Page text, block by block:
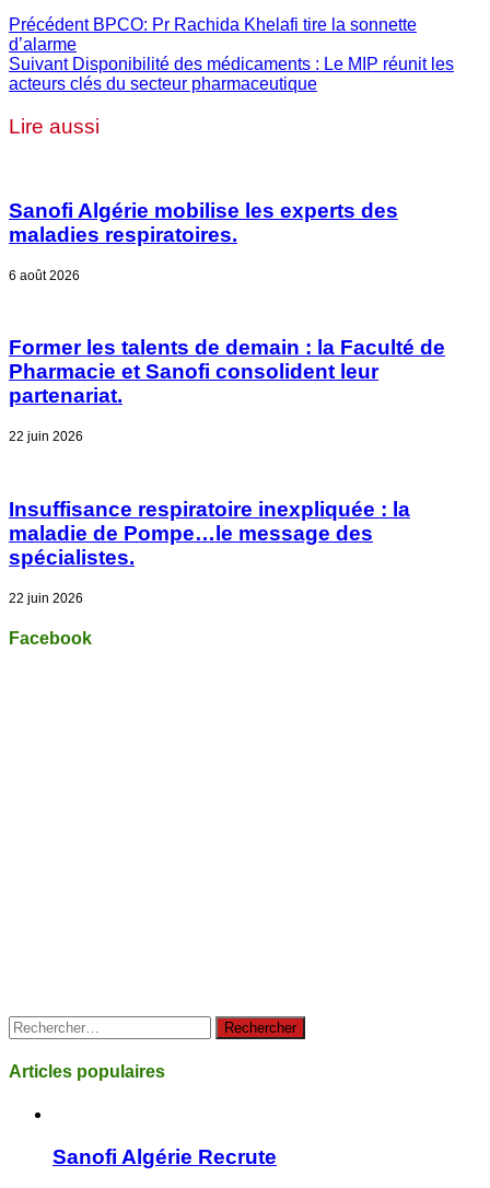
PrécédentBPCO: Pr Rachida Khelafi tire la sonnette
d’alarme
SuivantDisponibilité des médicaments : Le MIP réunit les
acteurs clés du secteur pharmaceutique
Lire aussi
Sanofi Algérie mobilise les experts des
maladies respiratoires.
6 août 2026
Former les talents de demain : la Faculté de
Pharmacie et Sanofi consolident leur
partenariat.
22 juin 2026
Insuffisance respiratoire inexpliquée : la
maladie de Pompe…le message des
spécialistes.
22 juin 2026
Facebook
Rechercher :
Articles populaires
Sanofi Algérie Recrute